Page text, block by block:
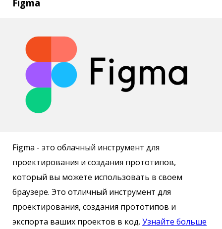
Figma
Figma - это облачный инструмент для
проектирования и создания прототипов,
который вы можете использовать в своем
браузере. Это отличный инструмент для
проектирования, создания прототипов и
экспорта ваших проектов в код. Узнайте больше